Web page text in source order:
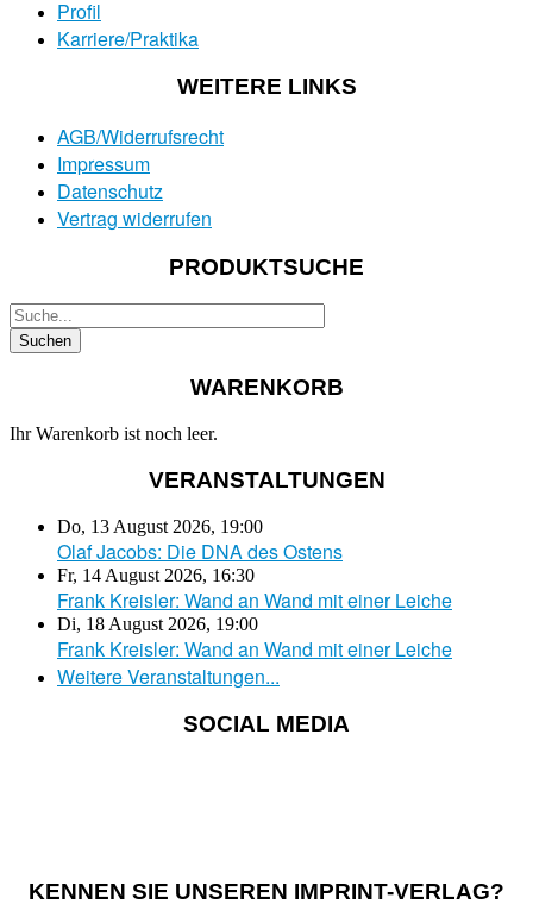
Profil
Karriere/Praktika
WEITERE LINKS
AGB/Widerrufsrecht
Impressum
Datenschutz
Vertrag widerrufen
PRODUKTSUCHE
WARENKORB
Ihr Warenkorb ist noch leer.
VERANSTALTUNGEN
Do, 13 August 2026, 19:00
Olaf Jacobs: Die DNA des Ostens
Fr, 14 August 2026, 16:30
Frank Kreisler: Wand an Wand mit einer Leiche
Di, 18 August 2026, 19:00
Frank Kreisler: Wand an Wand mit einer Leiche
Weitere Veranstaltungen...
SOCIAL MEDIA
KENNEN SIE UNSEREN IMPRINT-VERLAG?